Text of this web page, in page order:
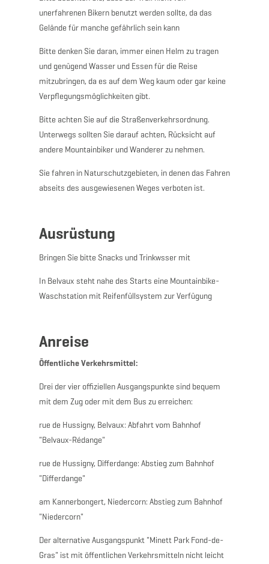
unerfahrenen Bikern benutzt werden sollte, da das
Gelände für manche gefährlich sein kann
Bitte denken Sie daran, immer einen Helm zu tragen
und genügend Wasser und Essen für die Reise
mitzubringen, da es auf dem Weg kaum oder gar keine
Verpflegungsmöglichkeiten gibt.
Bitte achten Sie auf die Straßenverkehrsordnung.
Unterwegs sollten Sie darauf achten, Rücksicht auf
andere Mountainbiker und Wanderer zu nehmen.
Sie fahren in Naturschutzgebieten, in denen das Fahren
abseits des ausgewiesenen Weges verboten ist.
Ausrüstung
Bringen Sie bitte Snacks und Trinkwsser mit
In Belvaux steht nahe des Starts eine Mountainbike-
Waschstation mit Reifenfüllsystem zur Verfügung
Anreise
Öffentliche Verkehrsmittel:
Drei der vier offiziellen Ausgangspunkte sind bequem
mit dem Zug oder mit dem Bus zu erreichen:
rue de Hussigny, Belvaux: Abfahrt vom Bahnhof
"Belvaux-Rédange"
rue de Hussigny, Differdange: Abstieg zum Bahnhof
"Differdange"
am Kannerbongert, Niedercorn: Abstieg zum Bahnhof
"Niedercorn"
Der alternative Ausgangspunkt "Minett Park Fond-de-
Gras" ist mit öffentlichen Verkehrsmitteln nicht leicht